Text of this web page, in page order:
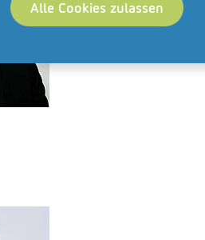
Alle Cookies zulassen